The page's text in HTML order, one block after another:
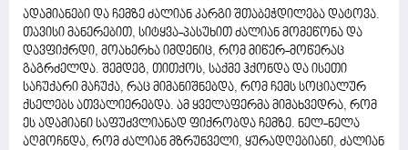
ადამიანები და ჩემზე ძალიან კარგი შთაბეჭდილება დატოვა.
თავისი მანერებით, სიტყვა-პასუხით ძალიან მომეწონა და
დავფიქრდი, მოახერხა იმდენიც, რომ მიწერ-მოწერაც
გაგრძელდა. შემდეგ, თითქოს, საქმე ჰქონდა და ისეთი
საჩუქარი მაჩუქა, რაც მიმანიშნებდა, რომ ჩემს სოციალურ
ქსელებს ათვალიერებდა. ამ ყველაფერმა მიმახვედრა, რომ
ეს ადამიანი საფუძვლიანად ფიქრობდა ჩემზე. ნელ-ნელა
აღმოჩნდა, რომ ძალიან მზრუნველი, ყურადღებიანი, ძალიან